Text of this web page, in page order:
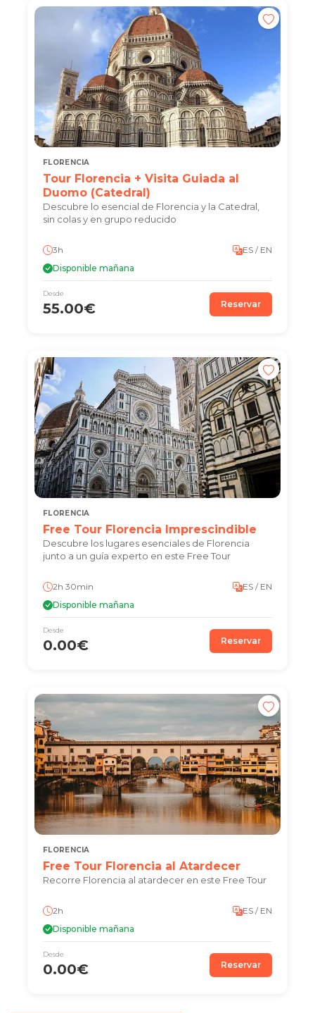
FLORENCIA
Tour Florencia + Visita Guiada al
Duomo (Catedral)
Descubre lo esencial de Florencia y la Catedral,
sin colas y en grupo reducido
3h
ES / EN
Disponible mañana
Desde
55.00€ Reservar
FLORENCIA
Free Tour Florencia Imprescindible
Descubre los lugares esenciales de Florencia
junto a un guía experto en este Free Tour
2h 30min
ES / EN
Disponible mañana
Desde
0.00€ Reservar
FLORENCIA
Free Tour Florencia al Atardecer
Recorre Florencia al atardecer en este Free Tour
2h
ES / EN
Disponible mañana
Desde
0.00€ Reservar